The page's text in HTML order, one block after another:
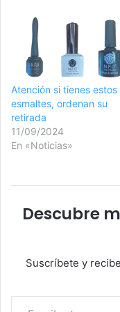
Atención si tienes estos
esmaltes, ordenan su
retirada
11/09/2024
En «Noticias»
Descubre
Suscríbete y
Escribe tu correo electrónico…